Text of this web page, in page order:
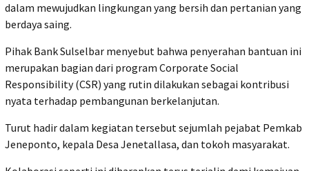
dalam mewujudkan lingkungan yang bersih dan pertanian yang
berdaya saing.
Pihak Bank Sulselbar menyebut bahwa penyerahan bantuan ini
merupakan bagian dari program Corporate Social
Responsibility (CSR) yang rutin dilakukan sebagai kontribusi
nyata terhadap pembangunan berkelanjutan.
Turut hadir dalam kegiatan tersebut sejumlah pejabat Pemkab
Jeneponto, kepala Desa Jenetallasa, dan tokoh masyarakat.